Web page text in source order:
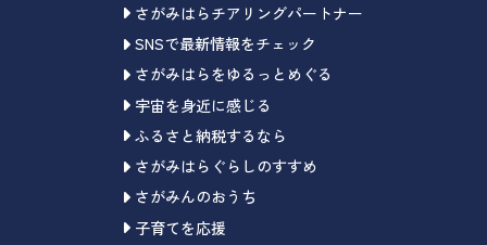
さがみはらチアリングパートナー
SNSで最新情報をチェック
さがみはらをゆるっとめぐる
宇宙を身近に感じる
ふるさと納税するなら
さがみはらぐらしのすすめ
さがみんのおうち
子育てを応援